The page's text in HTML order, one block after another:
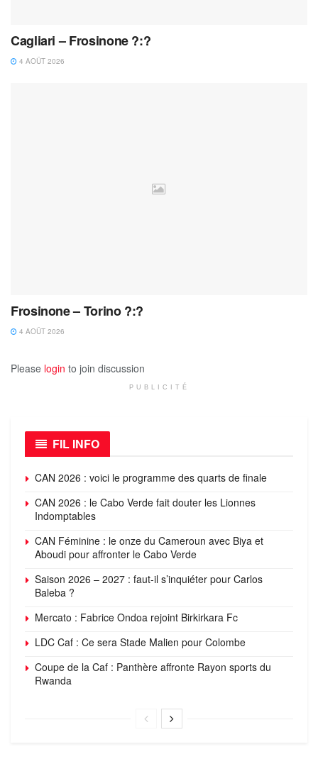
Cagliari – Frosinone ?:?
4 AOÛT 2026
Frosinone – Torino ?:?
4 AOÛT 2026
Please login to join discussion
PUBLICITÉ
FIL INFO
CAN 2026 : voici le programme des quarts de finale
CAN 2026 : le Cabo Verde fait douter les Lionnes
Indomptables
CAN Féminine : le onze du Cameroun avec Biya et
Aboudi pour affronter le Cabo Verde
Saison 2026 – 2027 : faut-il s’inquiéter pour Carlos
Baleba ?
Mercato : Fabrice Ondoa rejoint Birkirkara Fc
LDC Caf : Ce sera Stade Malien pour Colombe
Coupe de la Caf : Panthère affronte Rayon sports du
Rwanda